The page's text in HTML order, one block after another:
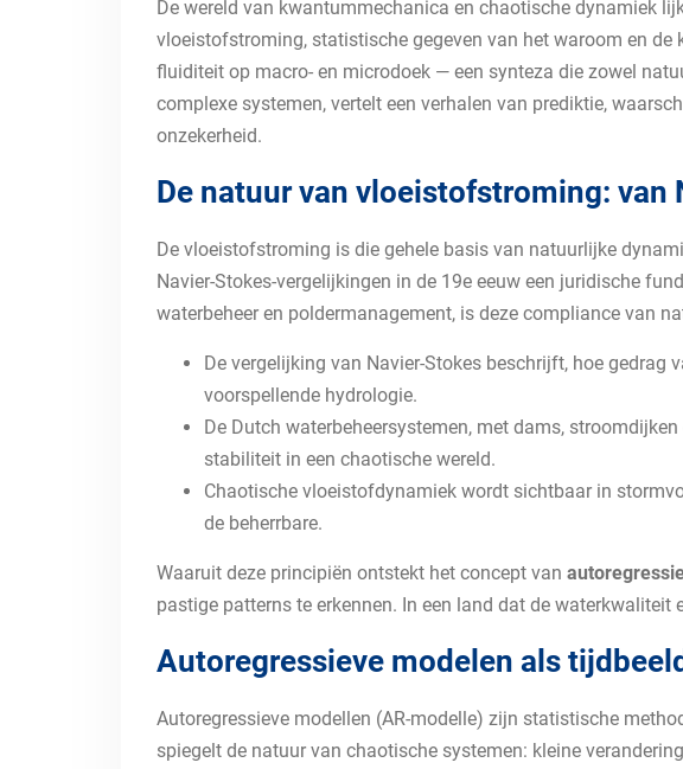
De wereld van kwantummechanica en chaotische dynamiek
vloeistofstroming, statistische gegeven van het waroom en
fluiditeit op macro- en microdoek — een synteza die zowel
complexe systemen, vertelt een verhalen van prediktie,
onzekerheid.
De natuur van vloeistofstroming:
De vloeistofstroming is die gehele basis van natuurlijke
Navier-Stokes-vergelijkingen in de 19e eeuw een juridische
waterbeheer en poldermanagement, is deze compliance van
De vergelijking van Navier-Stokes beschrijft, hoe
voorspellende hydrologie.
De Dutch waterbeheersystemen, met dams,
stabiliteit in een chaotische wereld.
Chaotische vloeistofdynamiek wordt sichtbaar in
de beherrbare.
Waaruit deze principiën ontstekt het concept van
pastige patterns te erkennen. In een land dat de
Autoregressieve modelen als
Autoregressieve modellen (AR-modelle) zijn statistische
spiegelt de natuur van chaotische systemen: kleine